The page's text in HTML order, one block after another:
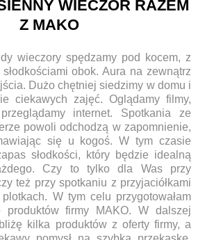
WIECZÓR RAZEM
Z MAKO
wieczory spędzamy pod kocem, z
obok. Aura na zewnątrz
Dużo chętniej siedzimy w domu i
ciekawych zajęć. Oglądamy filmy,
internet. Spotkania ze
powoli odchodzą w zapomnienie,
się u kogoś. W tym czasie
słodkości, który będzie idealną
Czy to tylko dla Was przy
też przy spotkaniu z przyjaciółkami
W tym celu przygotowałam
produktów firmy MAKO. W dalszej
kilka produktów z oferty firmy, a